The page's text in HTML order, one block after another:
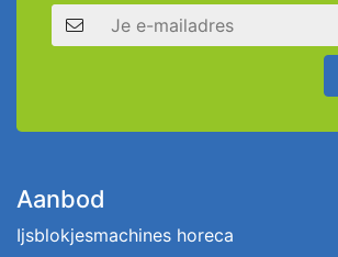
E-mailadres
Aanbod
Ijsblokjesmachines horeca